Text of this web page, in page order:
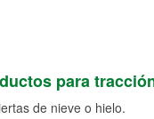
para
de nieve o hielo.